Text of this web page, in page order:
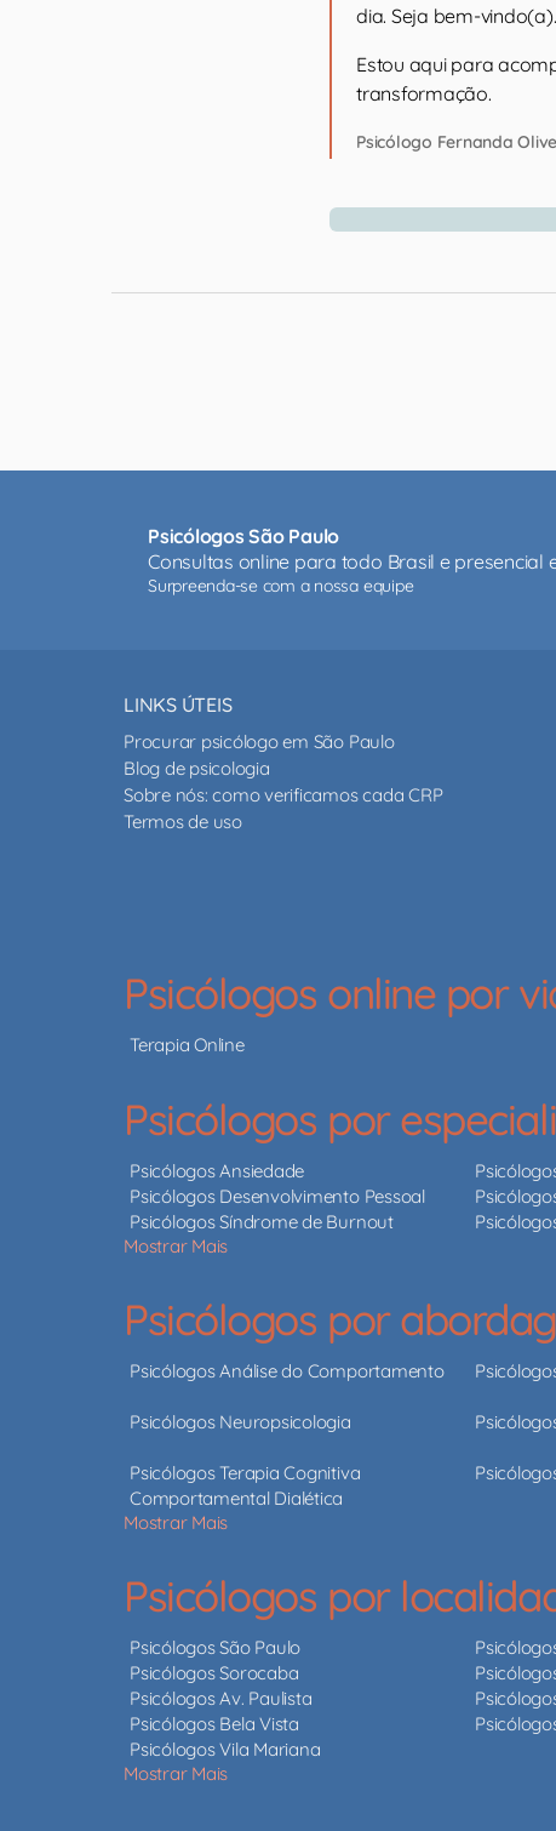
dia. Seja bem-vindo(a).
Estou aqui para
transformação.
Psicólogo Fernanda
Psicólogos São Paulo
Consultas online para todo Brasil e presencial
Surpreenda-se com a nossa equipe
LINKS ÚTEIS
Procurar psicólogo em São Paulo
Blog de psicologia
Sobre nós: como verificamos cada CRP
Termos de uso
Psicólogos online por
Terapia Online
Psicólogos por
Psicólogos Ansiedade
Psicólogos Desenvolvimento Pessoal
Psicólogos Síndrome de Burnout
Mostrar Mais
Psicólogos por
Psicólogos Análise do Comportamento
Psicólogos Neuropsicologia
Psicólogos Terapia Cognitiva
Comportamental Dialética
Mostrar Mais
Psicólogos por
Psicólogos São Paulo
Psicólogos Sorocaba
Psicólogos Av. Paulista
Psicólogos Bela Vista
Psicólogos Vila Mariana
Mostrar Mais